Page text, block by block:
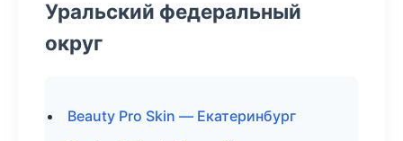
Уральский федеральный
округ
Beauty Pro Skin — Екатеринбург